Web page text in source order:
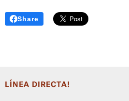
Share
LÍNEA DIRECTA!